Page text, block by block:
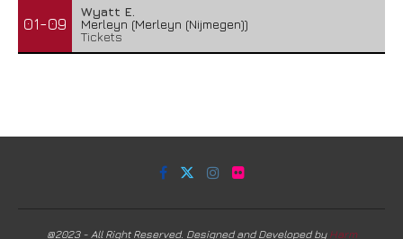
01-09
Wyatt E.
Merleyn (Merleyn (Nijmegen))
Tickets
@2023 - All Right Reserved. Designed and Developed by Harm